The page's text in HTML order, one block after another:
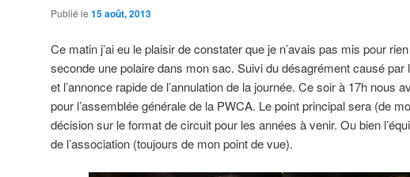
Publié le 15 août, 2013
Ce matin j’ai eu le plaisir de constater que je n’avais pas mis pour
seconde une polaire dans mon sac. Suivi du désagrément causé par
et l’annonce rapide de l’annulation de la journée. Ce soir à 17h nous
pour l’assemblée générale de la PWCA. Le point principal sera (de
décision sur le format de circuit pour les années à venir. Ou bien
de l’association (toujours de mon point de vue).